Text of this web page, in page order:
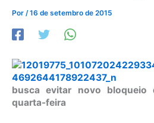
Por /16 de setembro de 2015
busca evitar novo bloqueio
quarta-feira